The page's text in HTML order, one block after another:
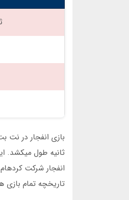
انفجار شرکت
تاریخچه تمام بازی